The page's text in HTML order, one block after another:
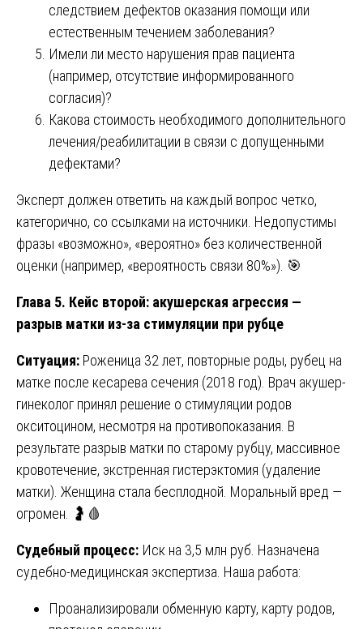
следствием дефектов оказания помощи или
естественным течением заболевания?
Имели ли место нарушения прав пациента
(например, отсутствие информированного
согласия)?
Какова стоимость необходимого дополнительного
лечения/реабилитации в связи с допущенными
дефектами?
Эксперт должен ответить на каждый вопрос четко,
категорично, со ссылками на источники. Недопустимы
фразы «возможно», «вероятно» без количественной
оценки (например, «вероятность связи 80%»). 🎯
Глава 5. Кейс второй: акушерская агрессия —
разрыв матки из-за стимуляции при рубце
Ситуация: Роженица 32 лет, повторные роды, рубец на
матке после кесарева сечения (2018 год). Врач акушер-
гинеколог принял решение о стимуляции родов
окситоцином, несмотря на противопоказания. В
результате разрыв матки по старому рубцу, массивное
кровотечение, экстренная гистерэктомия (удаление
матки). Женщина стала бесплодной. Моральный вред —
огромен. 🤰🩸
Судебный процесс: Иск на 3,5 млн руб. Назначена
судебно-медицинская экспертиза. Наша работа:
Проанализировали обменную карту, карту родов,